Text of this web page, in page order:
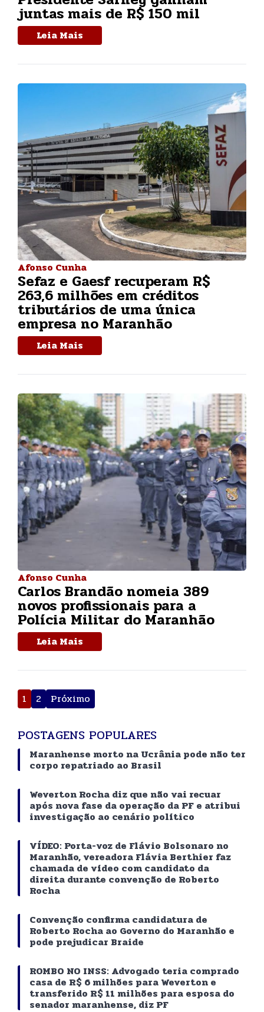
juntas mais de R$ 150 mil
Leia Mais
Afonso Cunha
Sefaz e Gaesf recuperam R$
263,6 milhões em créditos
tributários de uma única
empresa no Maranhão
Leia Mais
Afonso Cunha
Carlos Brandão nomeia 389
novos profissionais para a
Polícia Militar do Maranhão
Leia Mais
Paginação
de
1 2 Próximo
POSTAGENS POPULARES
Maranhense morto na Ucrânia pode não ter
corpo repatriado ao Brasil
Weverton Rocha diz que não vai recuar
após nova fase da operação da PF e atribui
investigação ao cenário político
VÍDEO: Porta-voz de Flávio Bolsonaro no
Maranhão, vereadora Flávia Berthier faz
chamada de vídeo com candidato da
direita durante convenção de Roberto
Rocha
Convenção confirma candidatura de
Roberto Rocha ao Governo do Maranhão e
pode prejudicar Braide
ROMBO NO INSS: Advogado teria comprado
casa de R$ 6 milhões para Weverton e
transferido R$ 11 milhões para esposa do
senador maranhense, diz PF